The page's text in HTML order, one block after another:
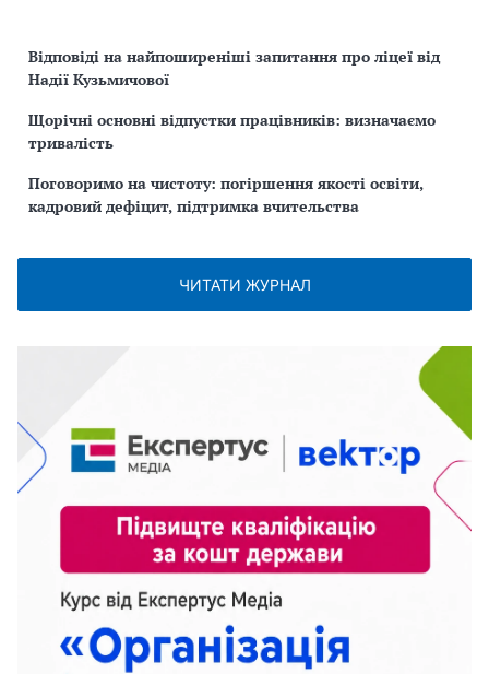
Відповіді на найпоширеніші запитання про ліцеї від
Надії Кузьмичової
Щорічні основні відпустки працівників: визначаємо
тривалість
Поговоримо на чистоту: погіршення якості освіти,
кадровий дефіцит, підтримка вчительства
ЧИТАТИ ЖУРНАЛ